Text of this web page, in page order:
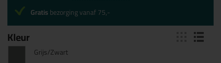
Kleur
Grijs/Zwart
Gratisbezorging vanaf 75,-